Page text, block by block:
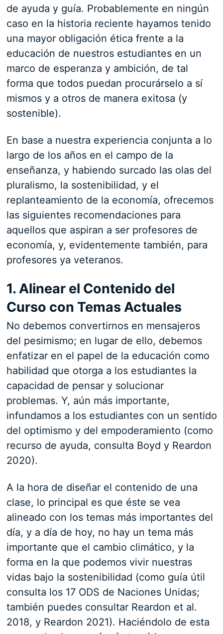
de ayuda y guía. Probablemente en ningún
caso en la historia reciente hayamos tenido
una mayor obligación ética frente a la
educación de nuestros estudiantes en un
marco de esperanza y ambición, de tal
forma que todos puedan procurárselo a sí
mismos y a otros de manera exitosa (y
sostenible).
En base a nuestra experiencia conjunta a lo
largo de los años en el campo de la
enseñanza, y habiendo surcado las olas del
pluralismo, la sostenibilidad, y el
replanteamiento de la economía, ofrecemos
las siguientes recomendaciones para
aquellos que aspiran a ser profesores de
economía, y, evidentemente también, para
profesores ya veteranos.
1. Alinear el Contenido del
Curso con Temas Actuales
No debemos convertirnos en mensajeros
del pesimismo; en lugar de ello, debemos
enfatizar en el papel de la educación como
habilidad que otorga a los estudiantes la
capacidad de pensar y solucionar
problemas. Y, aún más importante,
infundamos a los estudiantes con un sentido
del optimismo y del empoderamiento (como
recurso de ayuda, consulta Boyd y Reardon
2020).
A la hora de diseñar el contenido de una
clase, lo principal es que éste se vea
alineado con los temas más importantes del
día, y a día de hoy, no hay un tema más
importante que el cambio climático, y la
forma en la que podemos vivir nuestras
vidas bajo la sostenibilidad (como guía útil
consulta los 17 ODS de Naciones Unidas;
también puedes consultar Reardon et al.
2018, y Reardon 2021). Haciéndolo de esta